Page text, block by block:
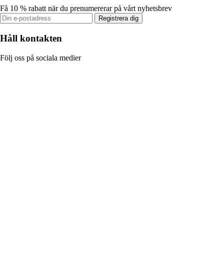
Få 10 % rabatt när du prenumererar på vårt nyhetsbrev
Registrera dig
Håll kontakten
Följ oss på sociala medier